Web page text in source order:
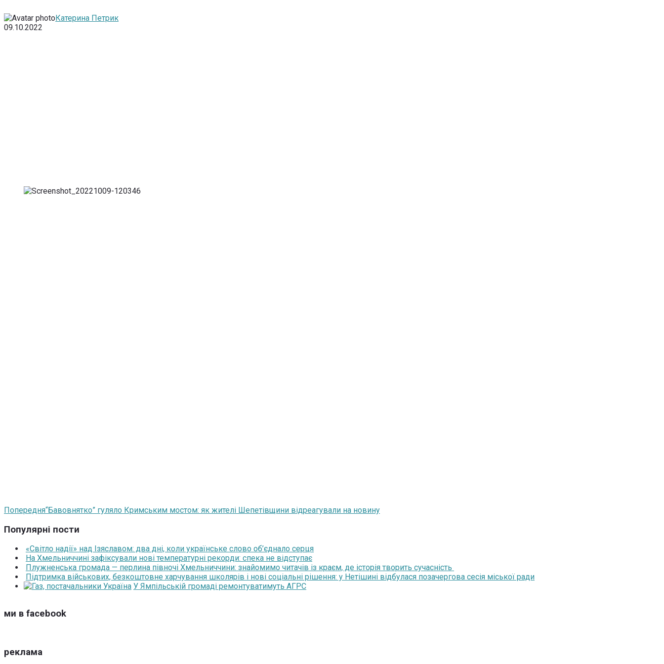
Катерина Петрик
09.10.2022
Попередня“Бавовнятко” гуляло Кримським мостом: як жителі Шепетівщини відреагували на новину
Популярні пости
«Світло надії» над Ізяславом: два дні, коли українське слово об’єднало серця
На Хмельниччині зафіксували нові температурні рекорди: спека не відступає
Плужненська громада — перлина півночі Хмельниччини: знайомимо читачів із краєм, де історія творить сучасність
Підтримка військових, безкоштовне харчування школярів і нові соціальні рішення: у Нетішині відбулася позачергова сесія міської ради
У Ямпільській громаді ремонтуватимуть АГРС
ми в facebook
реклама